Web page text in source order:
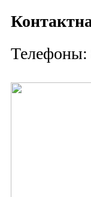
Телефоны: